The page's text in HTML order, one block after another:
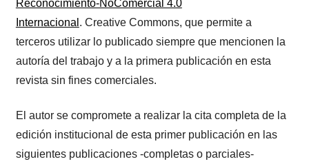
Reconocimiento-NoComercial 4.0
Internacional . Creative Commons, que permite a
terceros utilizar lo publicado siempre que mencionen la
autoría del trabajo y a la primera publicación en esta
revista sin fines comerciales.
El autor se compromete a realizar la cita completa de la
edición institucional de esta primer publicación en las
siguientes publicaciones -completas o parciales-